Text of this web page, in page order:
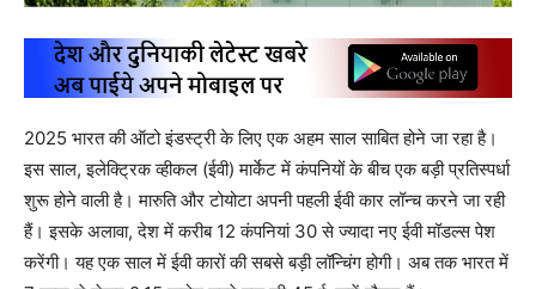
2025 भारत की ऑटो इंडस्ट्री के लिए एक अहम साल साबित होने जा रहा है।
इस साल, इलेक्ट्रिक व्हीकल (ईवी) मार्केट में कंपनियों के बीच एक बड़ी प्रतिस्पर्धा
शुरू होने वाली है। मारुति और टोयोटा अपनी पहली ईवी कार लॉन्च करने जा रही
हैं। इसके अलावा, देश में करीब 12 कंपनियां 30 से ज्यादा नए ईवी मॉडल्स पेश
करेंगी। यह एक साल में ईवी कारों की सबसे बड़ी लॉन्चिंग होगी। अब तक भारत में